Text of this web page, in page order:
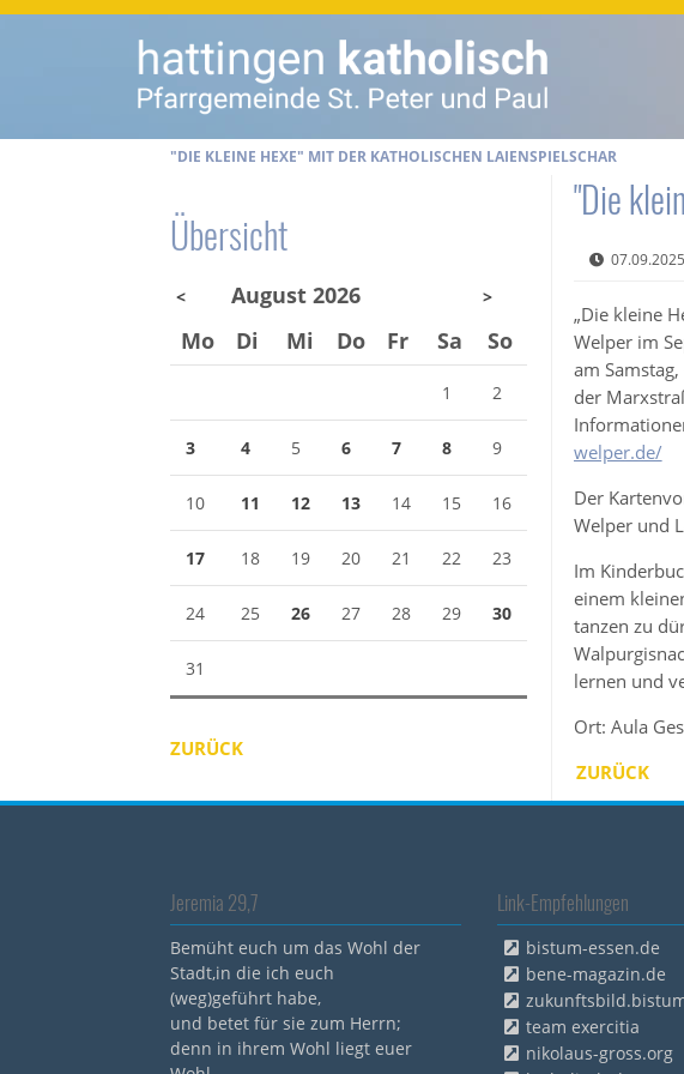
"DIE KLEINE HEXE" MIT DER KATHOLISCHEN LAIENSPIELSCHAR
"Die
„Die kleine
Welper im
am
der
welper.de/
Der
Welper und
Im
einem
tanzen zu
lernen und
Ort: Aula
ZURÜCK
Übersicht
< August 2026 >
Mo Di Mi Do Fr Sa So
1 2
3 4 5 6 7 8 9
10 11 12 13 14 15 16
17 18 19 20 21 22 23
24 25 26 27 28 29 30
31
ZURÜCK
Jeremia 29,7
Bemüht euch um das Wohl der
Stadt,in die ich euch
(weg)geführt habe,
und betet für sie zum Herrn;
denn in ihrem Wohl liegt euer
Link-Empfehlungen
bistum-essen.de
bene-magazin.de
team exercitia
nikolaus-gross.org